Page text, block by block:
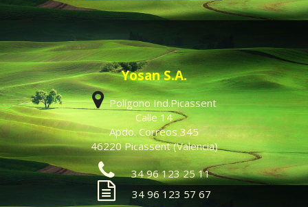
Yosan S.A.
Polígono Ind.Picassent
Calle 14
Apdo. Correos 345
46220 Picassent (Valencia)
34 96 123 25 11
34 96 123 57 67